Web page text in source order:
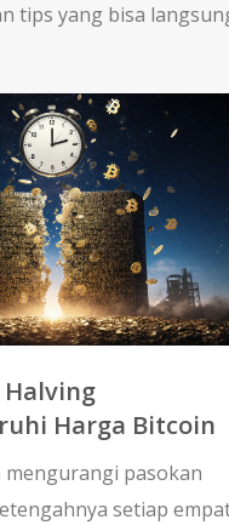
tips yang bisa
Halving
Harga Bitcoin
mengurangi pasokan
setiap